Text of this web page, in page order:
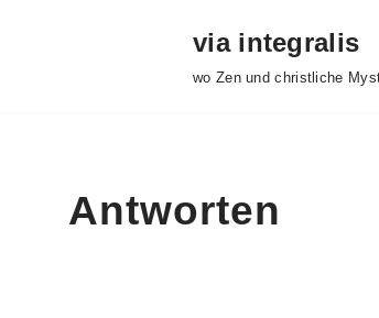
via integralis
wo Zen und christliche
Antworten